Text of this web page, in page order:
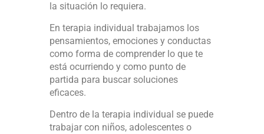
la situación lo requiera.
En terapia individual trabajamos los
pensamientos, emociones y conductas
como forma de comprender lo que te
está ocurriendo y como punto de
partida para buscar soluciones
eficaces.
Dentro de la terapia individual se puede
trabajar con niños, adolescentes o